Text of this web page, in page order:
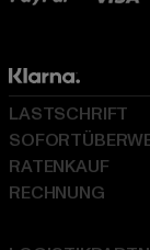
LASTSCHRIFT
RATENKAUF
RECHNUNG